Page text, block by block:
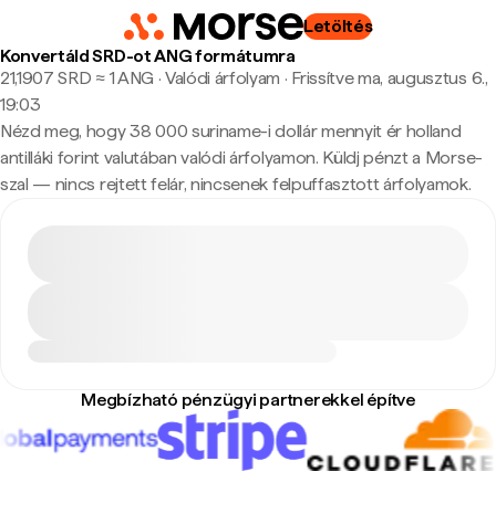
Letöltés
Konvertáld SRD-ot ANG formátumra
21,1907 SRD ≈ 1 ANG · Valódi árfolyam · Frissítve ma, augusztus 6.,
19:03
Nézd meg, hogy 38 000 suriname-i dollár mennyit ér holland
antilláki forint valutában valódi árfolyamon. Küldj pénzt a Morse-
szal — nincs rejtett felár, nincsenek felpuffasztott árfolyamok.
Megbízható pénzügyi partnerekkel építve